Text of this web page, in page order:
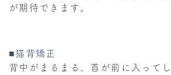
が期待できます。
■猫背矯正
背中がまるまる、首が前に入って